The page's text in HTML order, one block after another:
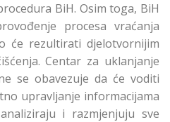
BiH. Osim toga, BiH
procesa vraćanja
će rezultirati djelotvornijim
Centar za uklanjanje
se obavezuje da će voditi
upravljanje informacijama
i razmjenjuju sve